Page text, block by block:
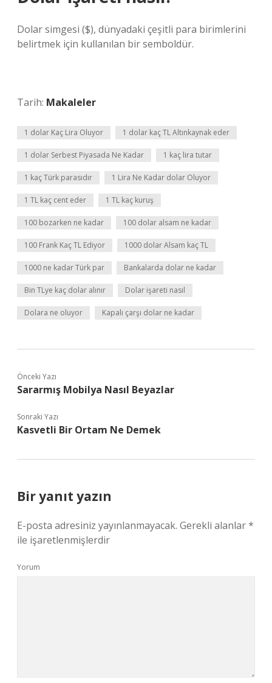
Dolar simgesi ($), dünyadaki çeşitli para birimlerini
belirtmek için kullanılan bir semboldür.
Tarih: Makaleler
1 dolar Kaç Lira Oluyor 1 dolar kaç TL Altınkaynak eder
1 dolar Serbest Piyasada Ne Kadar 1 kaç lira tutar
1 kaç Türk parasıdır 1 Lira Ne Kadar dolar Oluyor
1 TL kaç cent eder 1 TL kaç kuruş
100 bozarken ne kadar 100 dolar alsam ne kadar
100 Frank Kaç TL Ediyor 1000 dolar Alsam kaç TL
1000 ne kadar Türk par Bankalarda dolar ne kadar
Bin TLye kaç dolar alınır Dolar işareti nasıl
Dolara ne oluyor Kapalı çarşı dolar ne kadar
Önceki Yazı
Sararmış Mobilya Nasıl Beyazlar
Sonraki Yazı
Kasvetli Bir Ortam Ne Demek
Bir yanıt yazın
E-posta adresiniz yayınlanmayacak. Gerekli alanlar*
ile işaretlenmişlerdir
Yorum